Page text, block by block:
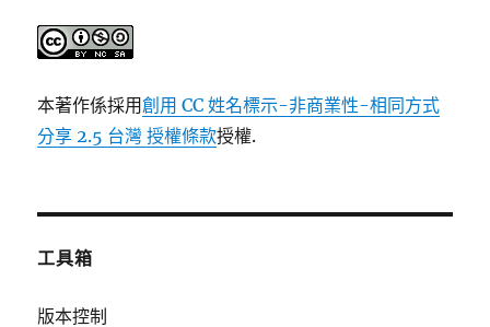
本著作係採用創用 CC 姓名標示-非商業性-相同方式
分享 2.5 台灣 授權條款授權.
工具箱
版本控制